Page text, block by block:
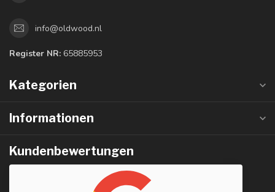
info@oldwood.nl
Register NR: 65885953
Kategorien
Informationen
Kundenbewertungen